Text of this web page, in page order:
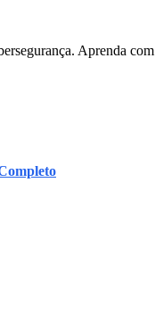
Aprenda